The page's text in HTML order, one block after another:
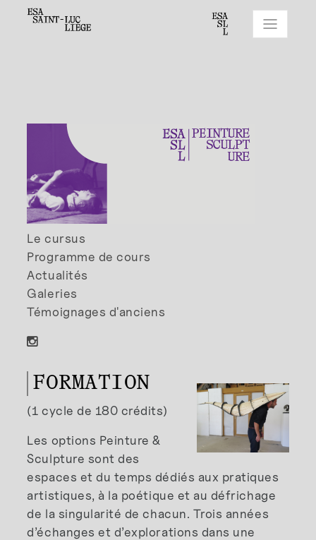
Le cursus
Programme de cours
Actualités
Galeries
Témoignages d'anciens
FORMATION
(1 cycle de 180 crédits)
Les options Peinture &
Sculpture sont des
espaces et du temps dédiés aux pratiques
artistiques, à la poétique et au défrichage
de la singularité de chacun. Trois années
d’échanges et d’explorations dans une